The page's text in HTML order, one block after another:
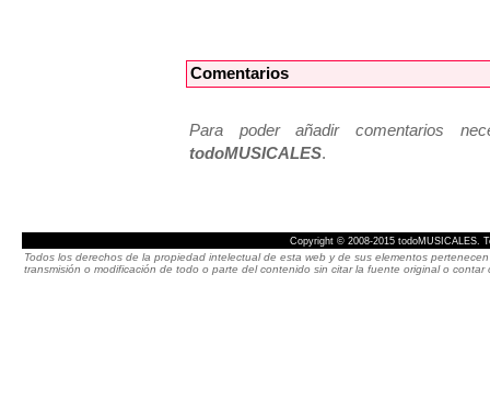
Comentarios
Para poder añadir comentarios
todoMUSICALES.
Copyright © 2008-2015 todoMUSICALES.
Todos los derechos de la propiedad intelectual de esta web y de sus elementos
transmisión o modificación de todo o parte del contenido sin citar la fuente original o